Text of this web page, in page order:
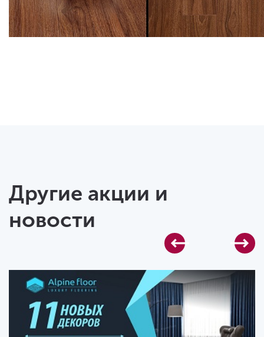
Другие акции и
новости